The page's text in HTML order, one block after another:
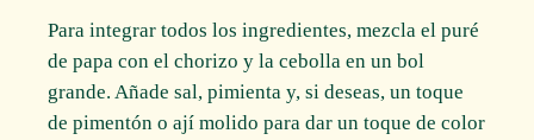
Para integrar todos los ingredientes, mezcla el puré
de papa con el chorizo y la cebolla en un bol
grande. Añade sal, pimienta y, si deseas, un toque
de pimentón o ají molido para dar un toque de color